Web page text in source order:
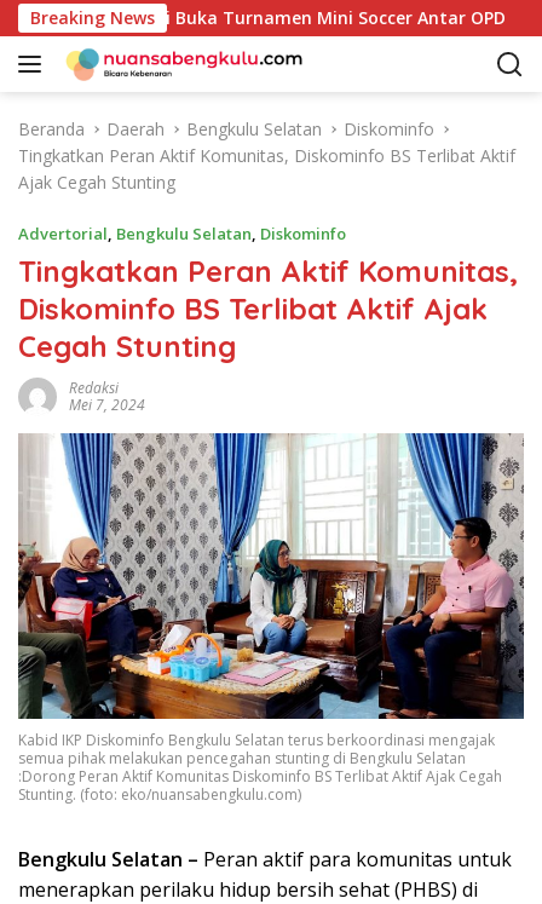
a
Breaking News
Kaur Resmi Buka Turnamen Mini Soccer Antar OPD
Beranda Daerah Bengkulu Selatan
Diskominfo
Tingkatkan Peran Aktif Komunitas, Diskominfo BS Terlibat Aktif
Ajak Cegah Stunting
Advertorial, Bengkulu Selatan, Diskominfo
Tingkatkan Peran Aktif Komunitas,
Diskominfo BS Terlibat Aktif Ajak
Cegah Stunting
Redaksi
Mei 7, 2024
Kabid IKP Diskominfo Bengkulu Selatan terus berkoordinasi mengajak
semua pihak melakukan pencegahan stunting di Bengkulu Selatan
:Dorong Peran Aktif Komunitas Diskominfo BS Terlibat Aktif Ajak Cegah
Stunting. (foto: eko/nuansabengkulu.com)
Bengkulu Selatan – Peran aktif para komunitas untuk
menerapkan perilaku hidup bersih sehat (PHBS) di